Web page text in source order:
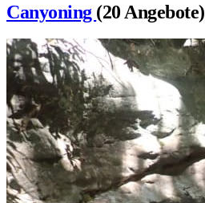
Canyoning (20 Angebote)